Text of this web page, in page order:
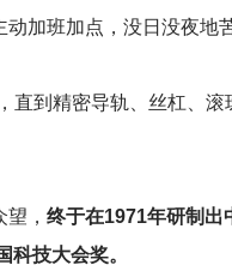
加班加点，没日没夜地
到精密导轨、丝杠、
， 终于在1971年研制出
技大会奖。